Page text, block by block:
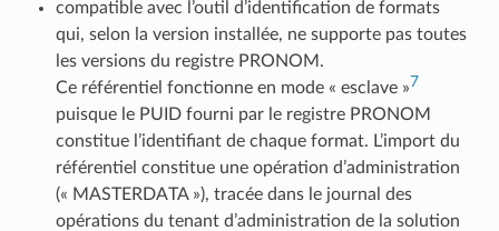
compatible avec l’outil d’identification de formats
qui, selon la version installée, ne supporte pas toutes
les versions du registre PRONOM.
Ce référentiel fonctionne en mode « esclave »7
puisque le PUID fourni par le registre PRONOM
constitue l’identifiant de chaque format. L’import du
référentiel constitue une opération d’administration
(« MASTERDATA »), tracée dans le journal des
opérations du tenant d’administration de la solution